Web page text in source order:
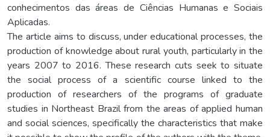
conhecimentos das áreas de Ciências Humanas e Sociais
Aplicadas.
The article aims to discuss, under educational processes, the
production of knowledge about rural youth, particularly in the
years 2007 to 2016. These research cuts seek to situate
the social process of a scientific course linked to the
production of researchers of the programs of graduate
studies in Northeast Brazil from the areas of applied human
and social sciences, specifically the characteristics that make